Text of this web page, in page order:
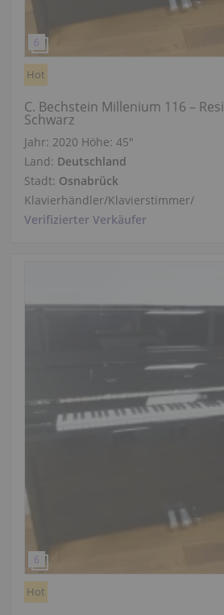
Hot
C. Bechstein Millenium 116 –
Schwarz
Jahr: 2020 Höhe: 45″
Land: Deutschland
Stadt: Osnabrück
Klavierhändler/Klavierstimmer/
Verifizierter Verkäufer
Hot